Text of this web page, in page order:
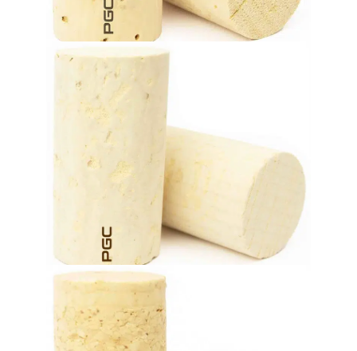
Натуральные пробковые пробки
Кольматированные пробки
Легкая и гибкая. Отличное решение для герметизации
высококачественных вин с выдержкой в бутылках до
60 месяцев.